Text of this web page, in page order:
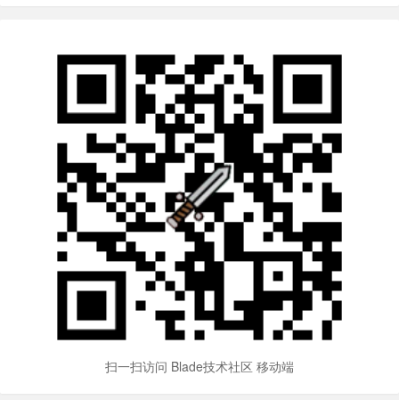
扫一扫访问 Blade技术社区 移动端